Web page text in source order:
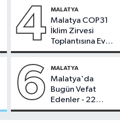
4 MALATYA
Malatya COP31
İklim Zirvesi
Toplantısına Ev
Sahipliği Yaptı
6 MALATYA
Malatya'da
Bugün Vefat
Edenler - 22
Temmuz 2026